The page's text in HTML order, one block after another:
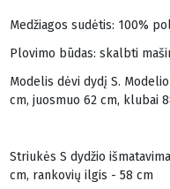
Medžiagos sudėtis: 100%
Plovimo būdas: skalbti
Modelis dėvi dydį S.
cm, juosmuo 62 cm, klubai
Striukės S dydžio
cm, rankovių ilgis - 58 cm